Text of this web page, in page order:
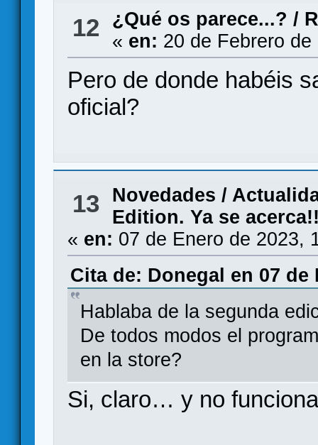
12 ¿Qué os parece...? /
« en: 20 de Febrero
Pero de donde habéis
oficial?
13
Novedades /
Edition. Ya se
« en: 07 de Enero de 2023,
Cita de: Donegal en 07 de
Hablaba de la segunda
De todos modos el
en la store?
Si, claro… y no